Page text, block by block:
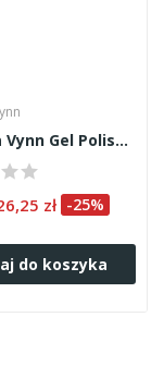
Victoria Vynn Gel Polish 380
zł -25%
do koszyka